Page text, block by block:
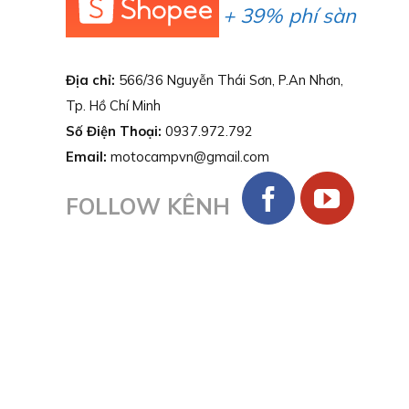
+ 39% phí sàn
Địa chỉ: 566/36 Nguyễn Thái Sơn, P.An Nhơn,
Tp. Hồ Chí Minh
Số Điện Thoại: 0937.972.792
Email: motocampvn@gmail.com
FOLLOW KÊNH